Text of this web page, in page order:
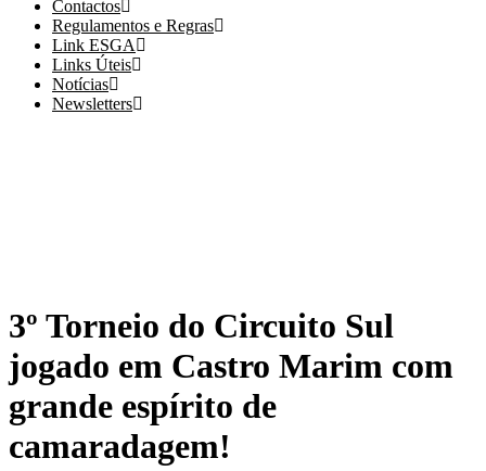
Contactos
Regulamentos e Regras
Link ESGA
Links Úteis
Notícias
Newsletters
3º Torneio do Circuito Sul
jogado em Castro Marim com
grande espírito de
camaradagem!